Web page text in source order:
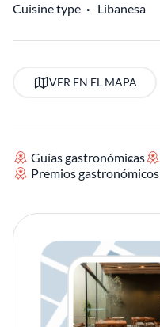
Cuisine type Libanesa
VER EN EL MAPA
Guías gastronómicas
Premios gastronómicos